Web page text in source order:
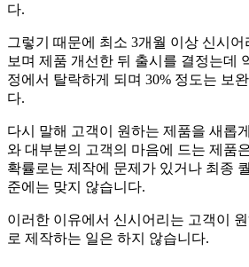
다.
그렇기 때문에 최소 3개월 이상 신시
보며 제품 개선한 뒤 출시를 결정는데
정에서 탈락하게 되며 30% 정도는 보
다.
다시 말해 고객이 원하는 제품을 새롭
와 대부분의 고객의 마음에 드는 제품
확률로는 제작에 문제가 있거나 최종
준에는 맞지 않습니다.
이러한 이유에서 신시어리는 고객이
로 제작하는 일은 하지 않습니다.